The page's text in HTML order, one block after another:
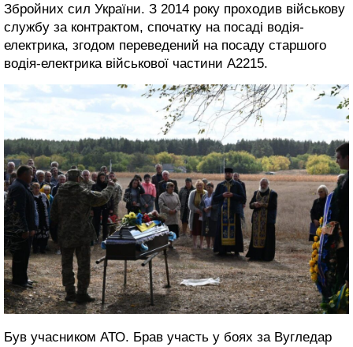
Збройних сил України. З 2014 року проходив військову
службу за контрактом, спочатку на посаді водія-
електрика, згодом переведений на посаду старшого
водія-електрика військової частини А2215.
Був учасником АТО. Брав участь у боях за Вугледар